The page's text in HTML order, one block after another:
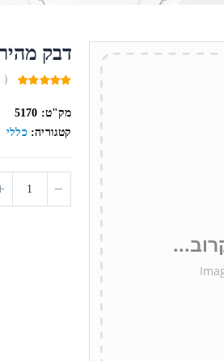
דבק
out
of
5
(
מק"ט: 5170
קטגוריה: כללי